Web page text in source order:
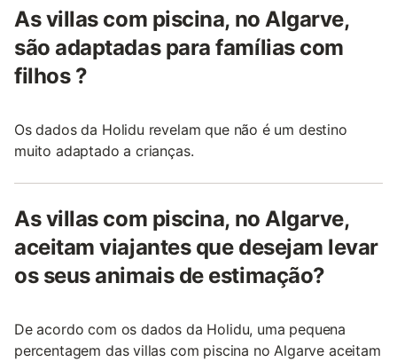
As villas com piscina, no Algarve,
são adaptadas para famílias com
filhos ?
Os dados da Holidu revelam que não é um destino
muito adaptado a crianças.
As villas com piscina, no Algarve,
aceitam viajantes que desejam levar
os seus animais de estimação?
De acordo com os dados da Holidu, uma pequena
percentagem das villas com piscina no Algarve aceitam